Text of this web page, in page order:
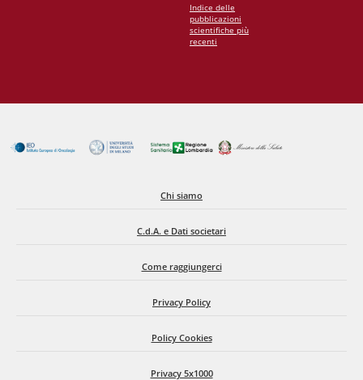
Indice delle
pubblicazioni
scientifiche più
recenti
Chi siamo
C.d.A. e Dati societari
Come raggiungerci
Privacy Policy
Policy Cookies
Privacy 5x1000